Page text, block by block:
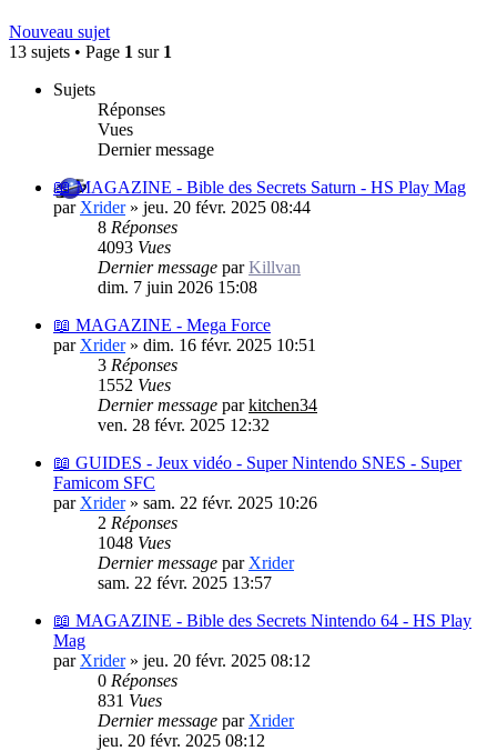
Nouveau sujet
13 sujets • Page 1 sur 1
Sujets
Réponses
Vues
Dernier message
📖 MAGAZINE - Bible des Secrets Saturn - HS Play Mag
par Xrider» jeu. 20 févr. 2025 08:44
8 Réponses
4093 Vues
Dernier message parKillvan
dim. 7 juin 2026 15:08
📖 MAGAZINE - Mega Force
par Xrider» dim. 16 févr. 2025 10:51
3 Réponses
1552 Vues
Dernier message parkitchen34
ven. 28 févr. 2025 12:32
📖 GUIDES - Jeux vidéo - Super Nintendo SNES - Super
Famicom SFC
par Xrider» sam. 22 févr. 2025 10:26
2 Réponses
1048 Vues
Dernier message par Xrider
sam. 22 févr. 2025 13:57
📖 MAGAZINE - Bible des Secrets Nintendo 64 - HS Play
Mag
par Xrider» jeu. 20 févr. 2025 08:12
0 Réponses
831 Vues
Dernier message par Xrider
jeu. 20 févr. 2025 08:12